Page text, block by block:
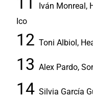
Iván Monreal,
Ico
Toni Albiol,
Alex Pardo,
Silvia García